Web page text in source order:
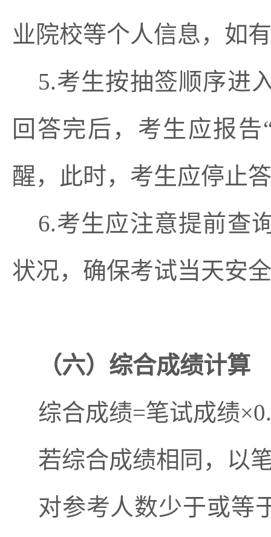
业院校等个人信息，如
5.考生按抽签顺序进
回答完后，考生应报
醒，此时，考生应停止
6.考生应注意提前查
状况，确保考试当天安
（六）综合成绩计算
综合成绩=笔试成绩
若综合成绩相同，以
对参考人数少于或等